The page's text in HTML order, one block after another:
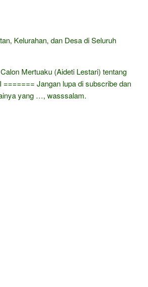
Kelurahan, dan Desa di Seluruh
Mertuaku (Aideti Lestari) tentang
Jangan lupa di subscribe dan
yang …, wasssalam.